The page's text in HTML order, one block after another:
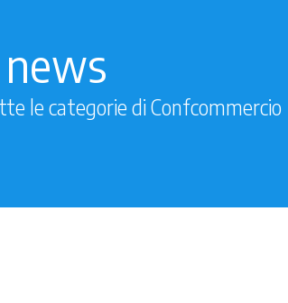
le categorie di Confcommercio